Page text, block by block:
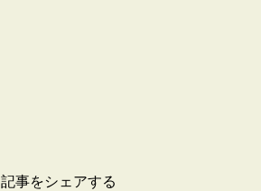
記事をシェアする